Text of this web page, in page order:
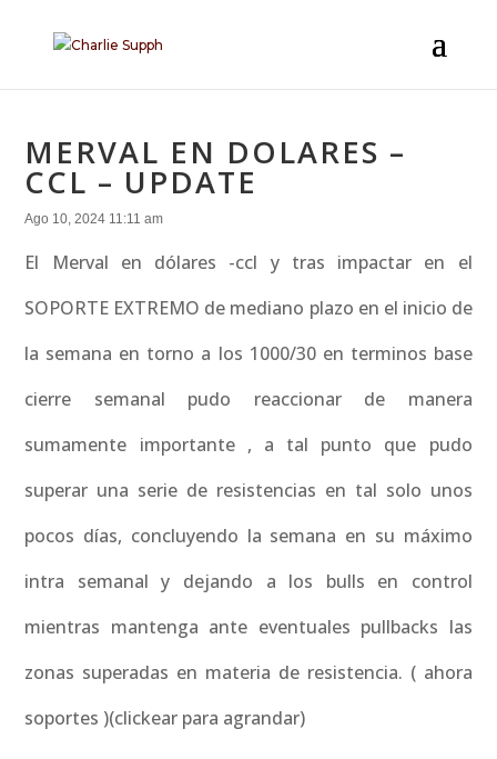
MERVAL EN DOLARES –
CCL – UPDATE
Ago 10, 2024 11:11 am
El Merval en dólares -ccl y tras impactar en el
SOPORTE EXTREMO de mediano plazo en el inicio de
la semana en torno a los 1000/30 en terminos base
cierre semanal pudo reaccionar de manera
sumamente importante , a tal punto que pudo
superar una serie de resistencias en tal solo unos
pocos días, concluyendo la semana en su máximo
intra semanal y dejando a los bulls en control
mientras mantenga ante eventuales pullbacks las
zonas superadas en materia de resistencia. ( ahora
soportes )(clickear para agrandar)